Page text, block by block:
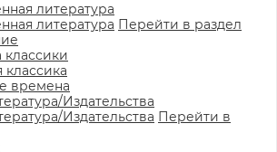
литература
литература Перейти в раздел
классики
времена
Издательства
Издательства Перейти в